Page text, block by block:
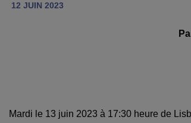
12 JUIN 2023
Mardi le 13 juin 2023 à 17:30 heure de